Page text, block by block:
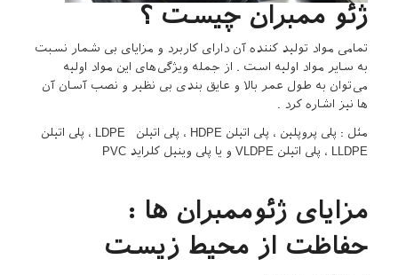
ژئو ممبران چیست ؟
تمامی مواد تولید کننده آن دارای کاربرد و مزایای بی شمار نسبت
به سایر مواد اولیه است . از جمله ویژگی‌های این مواد اولیه
می‌توان به طول عمر بالا و عایق‌ بندی بی‌ نظیر و نصب آسان آن
ها نیز اشاره کرد .
مثل : پلی پروپلین ، پلی اتیلن HDPE ، پلی اتیلن LDPE ، پلی اتیلن
LLDPE ، پلی اتیلن VLDPE و یا پلی وینیل کلراید PVC
مزایای ژئوممبران ها :
حفاظت از محیط زیست